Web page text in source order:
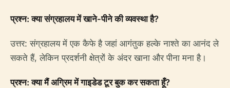
प्रश्न: क्या संग्रहालय में खाने-पीने की व्यवस्था है?
उत्तर: संग्रहालय में एक कैफे है जहां आगंतुक हल्के नाश्ते का आनंद ले
सकते हैं, लेकिन प्रदर्शनी क्षेत्रों के अंदर खाना और पीना मना है।
प्रश्न: क्या मैं अग्रिम में गाइडेड टूर बुक कर सकता हूँ?